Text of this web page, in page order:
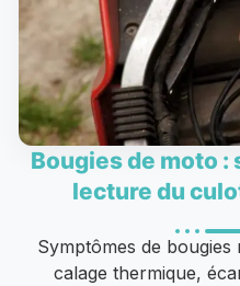
Bougies de moto :
lecture du
Symptômes de
calage thermique,